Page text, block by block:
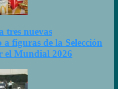
tres nuevas
figuras de la Selección
el Mundial 2026